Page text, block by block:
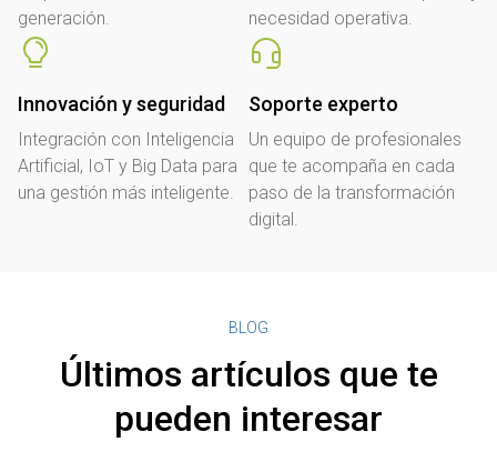
generación.
necesidad operativa.
Innovación y seguridad
Integración con Inteligencia
Artificial, IoT y Big Data para
una gestión más inteligente.
Soporte experto
Un equipo de profesionales
que te acompaña en cada
paso de la transformación
digital.
BLOG
Últimos artículos que te
pueden interesar